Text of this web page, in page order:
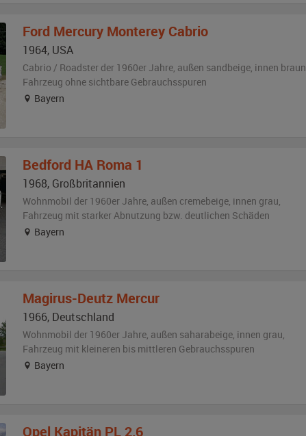
Ford Mercury Monterey Cabrio
1964, USA
Cabrio / Roadster der 1960er Jahre, außen sandbeige, innen braun
Fahrzeug ohne sichtbare Gebrauchsspuren
Bayern
Bedford HA Roma 1
1968, Großbritannien
Wohnmobil der 1960er Jahre, außen cremebeige, innen grau,
Fahrzeug mit starker Abnutzung bzw. deutlichen Schäden
Bayern
Magirus-Deutz Mercur
1966, Deutschland
Wohnmobil der 1960er Jahre, außen saharabeige, innen grau,
Fahrzeug mit kleineren bis mittleren Gebrauchsspuren
Bayern
Opel Kapitän PL 2,6